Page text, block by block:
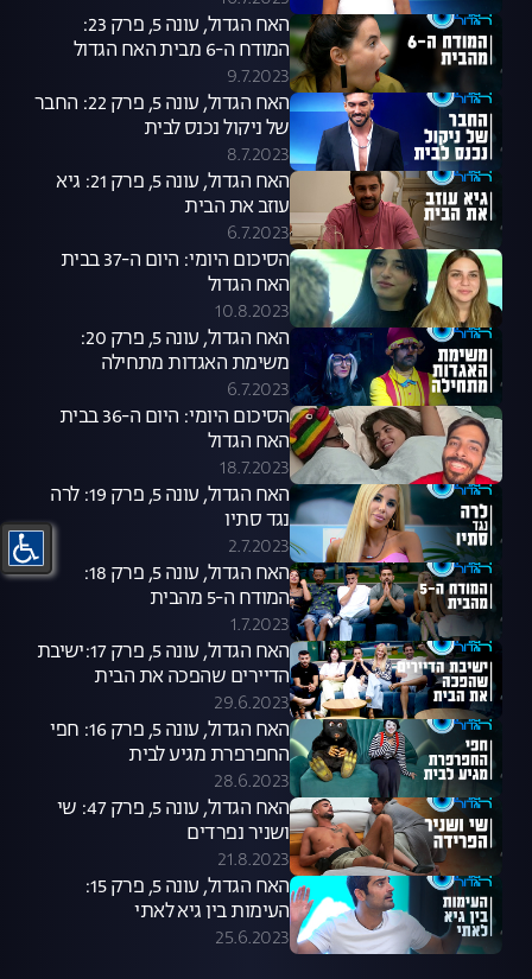
האח הגדול, עונה 5, פרק 23:
המודח ה-6 מבית האח הגדול
9.7.2023
האח הגדול, עונה 5, פרק 22: החבר
של ניקול נכנס לבית
8.7.2023
האח הגדול, עונה 5, פרק 21: גיא
עוזב את הבית
6.7.2023
הסיכום היומי: היום ה-37 בבית
האח הגדול
10.8.2023
האח הגדול, עונה 5, פרק 20:
משימת האגדות מתחילה
6.7.2023
הסיכום היומי: היום ה-36 בבית
האח הגדול
18.7.2023
האח הגדול, עונה 5, פרק 19: לרה
נגד סתיו
2.7.2023
האח הגדול, עונה 5, פרק 18:
המודח ה-5 מהבית
1.7.2023
האח הגדול, עונה 5, פרק 17:ישיבת
הדיירים שהפכה את הבית
29.6.2023
האח הגדול, עונה 5, פרק 16: חפי
החפרפרת מגיע לבית
28.6.2023
האח הגדול, עונה 5, פרק 47: שי
ושניר נפרדים
21.8.2023
האח הגדול, עונה 5, פרק 15:
העימות בין גיא לאתי
25.6.2023